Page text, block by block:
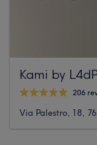
Kami by
206
Via Palestro, 18,